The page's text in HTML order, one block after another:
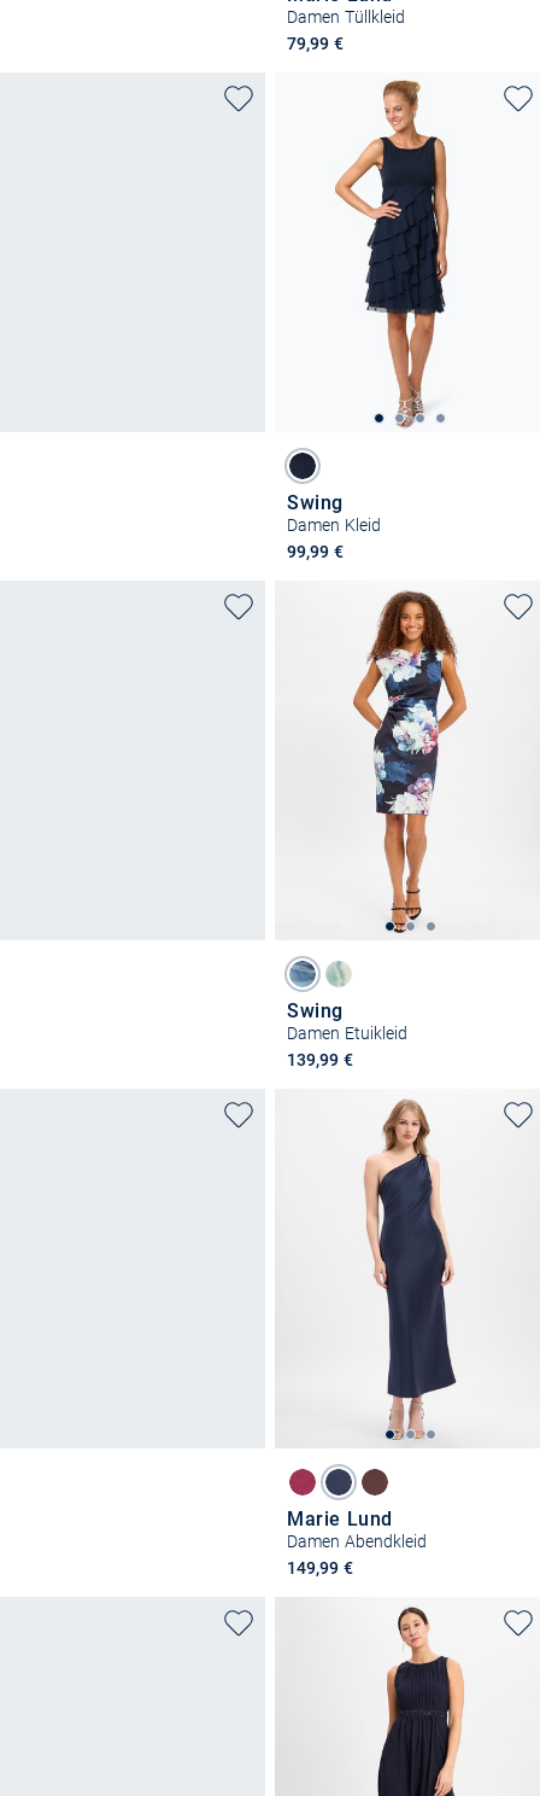
Damen Tüllkleid
79,99 €
Swing
Damen Kleid
99,99 €
Swing
Damen Etuikleid
139,99 €
Marie Lund
Damen Abendkleid
149,99 €